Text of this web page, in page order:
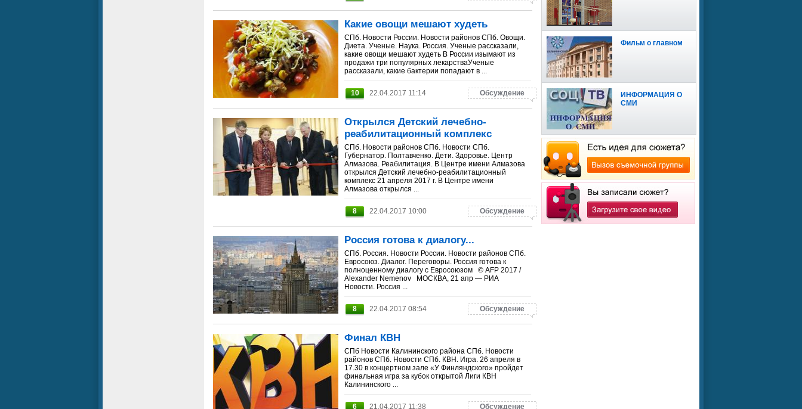
Какие овощи мешают худеть
СПб. Новости России. Новости районов СПб. Овощи.
Диета. Ученые. Наука. Россия. Ученые рассказали,
какие овощи мешают худеть В России изымают из
продажи три популярных лекарстваУченые
рассказали, какие бактерии попадают в ...
10 22.04.2017 11:14 Обсуждение
Открылся Детский лечебно-
реабилитационный комплекс
СПб. Новости районов СПб. Новости СПб.
Губернатор. Полтавченко. Дети. Здоровье. Центр
Алмазова. Реабилитация. В Центре имени Алмазова
открылся Детский лечебно-реабилитационный
комплекс 21 апреля 2017 г. В Центре имени
Алмазова открылся ...
8 22.04.2017 10:00 Обсуждение
Россия готова к диалогу...
СПб. Россия. Новости России. Новости районов СПб.
Евросоюз. Диалог. Переговоры. Россия готова к
полноценному диалогу с Евросоюзом © AFP 2017 /
Alexander Nemenov МОСКВА, 21 апр — РИА
Новости. Россия ...
8 22.04.2017 08:54 Обсуждение
Финал КВН
СПб Новости Калининского района СПб. Новости
районов СПб. Новости СПб. КВН. Игра. 26 апреля в
17.30 в концертном зале «У Финляндского» пройдет
финальная игра за кубок открытой Лиги КВН
Калининского ...
6 21.04.2017 11:38 Обсуждение
Фильм о главном
ИНФОРМАЦИЯ О
СМИ